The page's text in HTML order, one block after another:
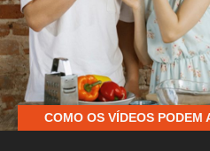
COMO OS VÍDEOS PODEM